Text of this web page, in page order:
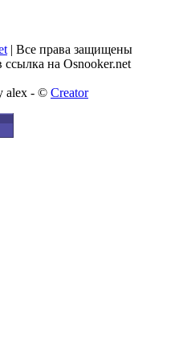
| Все права защищены
на Osnooker.net
alex - © Creator